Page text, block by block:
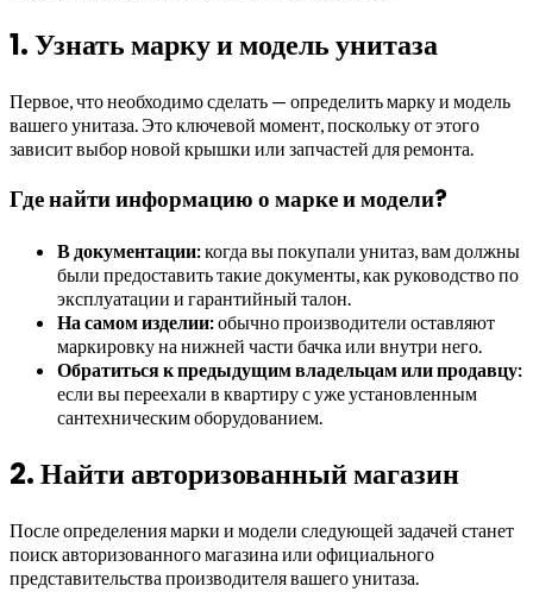
1. Узнать марку и модель унитаза
Первое, что необходимо сделать — определить марку и модель
вашего унитаза. Это ключевой момент, поскольку от этого
зависит выбор новой крышки или запчастей для ремонта.
Где найти информацию о марке и модели?
В документации:когда вы покупали унитаз, вам должны
были предоставить такие документы, как руководство по
эксплуатации и гарантийный талон.
На самом изделии:обычно производители оставляют
маркировку на нижней части бачка или внутри него.
Обратиться к предыдущим владельцам или продавцу:
если вы переехали в квартиру с уже установленным
сантехническим оборудованием.
2. Найти авторизованный магазин
После определения марки и модели следующей задачей станет
поиск авторизованного магазина или официального
представительства производителя вашего унитаза.